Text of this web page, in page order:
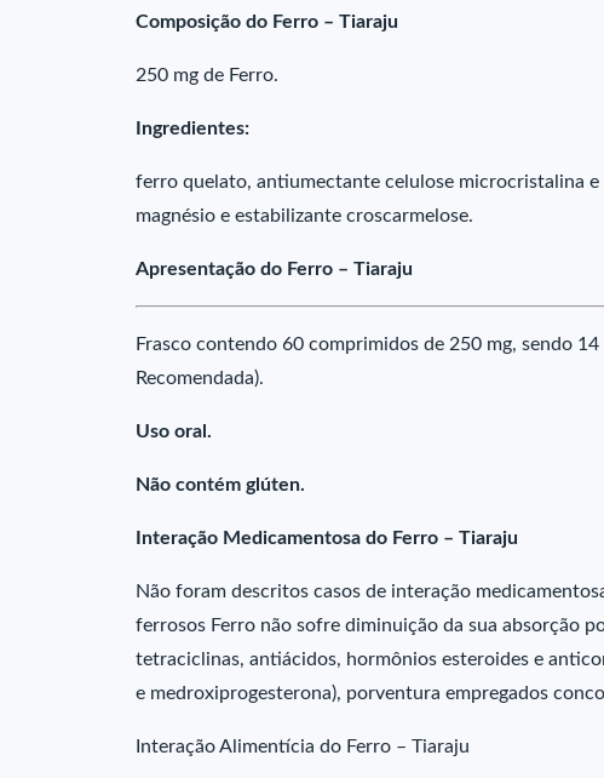
Composição do Ferro – Tiaraju
250 mg de Ferro.
Ingredientes:
ferro quelato, antiumectante celulose microcristalina
magnésio e estabilizante croscarmelose.
Apresentação do Ferro – Tiaraju
Frasco contendo 60 comprimidos de 250 mg, sendo
Recomendada).
Uso oral.
Não contém glúten.
Interação Medicamentosa do Ferro – Tiaraju
Não foram descritos casos de interação
ferrosos Ferro não sofre diminuição da sua absorção
tetraciclinas, antiácidos, hormônios esteroides e
e medroxiprogesterona), porventura empregados
Interação Alimentícia do Ferro – Tiaraju